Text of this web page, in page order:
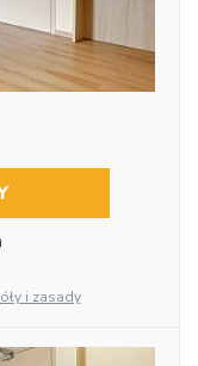
i zasady